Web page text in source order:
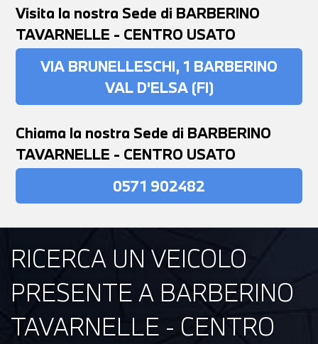
Visita la nostra Sede di BARBERINO
TAVARNELLE - CENTRO USATO
VIA BRUNELLESCHI, 1 BARBERINO
VAL D'ELSA (FI)
Chiama la nostra Sede di BARBERINO
TAVARNELLE - CENTRO USATO
0571 902482
RICERCA UN VEICOLO
PRESENTE A BARBERINO
TAVARNELLE - CENTRO